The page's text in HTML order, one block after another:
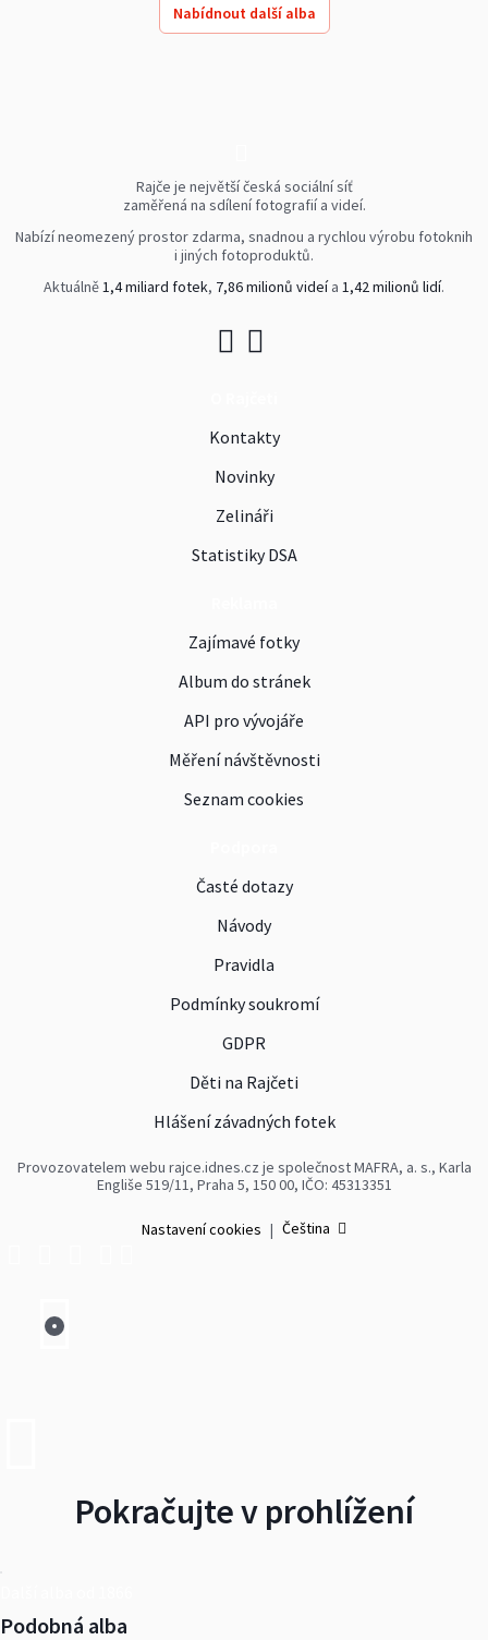
Nabídnout další alba
Rajče je největší česká sociální síť
zaměřená na sdílení fotografií a videí.
Nabízí neomezený prostor zdarma, snadnou a rychlou výrobu fotoknih
i jiných fotoproduktů.
Aktuálně1,4 miliard fotek, 7,86 milionů videía 1,42 milionů lidí.
Kontakty
Novinky
Zelináři
Statistiky DSA
Zajímavé fotky
Album do stránek
API pro vývojáře
Měření návštěvnosti
Seznam cookies
Časté dotazy
Návody
Pravidla
Podmínky soukromí
GDPR
Děti na Rajčeti
Hlášení závadných fotek
Provozovatelem webu rajce.idnes.cz je společnost MAFRA, a. s., Karla
Engliše 519/11, Praha 5, 150 00, IČO: 45313351
Nastavení cookies | Čeština
Pokračujte v prohlížení
Podobná alba